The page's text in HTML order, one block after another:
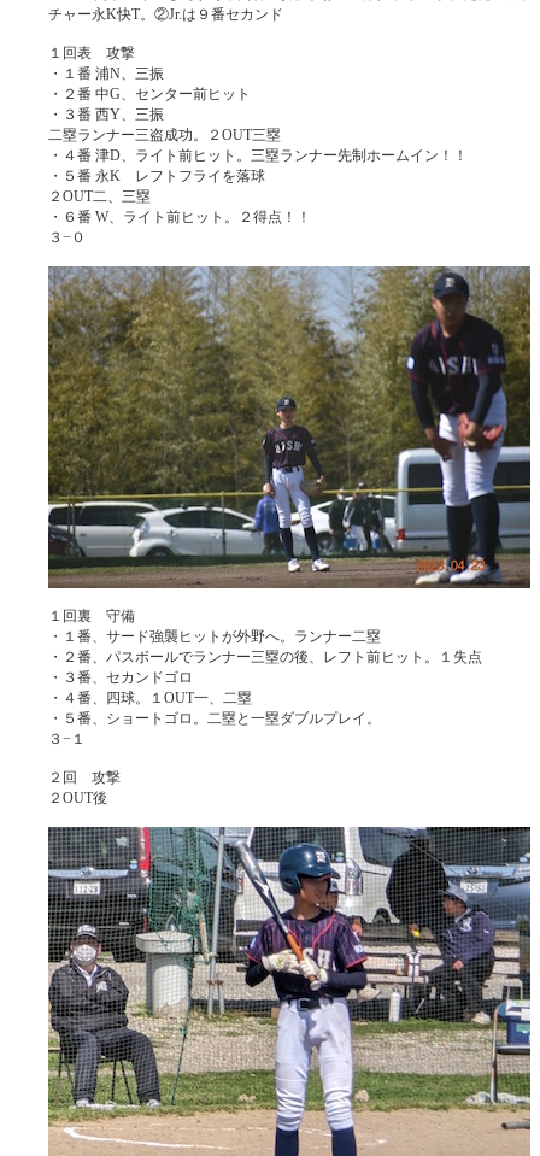
チャー永K快T。②Jr.は９番セカンド
１回表 攻撃
・１番 浦N、三振
・２番 中G、センター前ヒット
・３番 西Y、三振
二塁ランナー三盗成功。２OUT三塁
・４番 津D、ライト前ヒット。三塁ランナー先制ホームイン！！
・５番 永K レフトフライを落球
２OUT二、三塁
・６番 W、ライト前ヒット。２得点！！
３−０
１回裏 守備
・１番、サード強襲ヒットが外野へ。ランナー二塁
・２番、パスボールでランナー三塁の後、レフト前ヒット。１失点
・３番、セカンドゴロ
・４番、四球。１OUT一、二塁
・５番、ショートゴロ。二塁と一塁ダブルプレイ。
３−１
２回 攻撃
２OUT後